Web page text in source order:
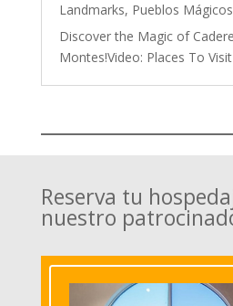
Landmarks, Pueblos Mágicos
Discover the Magic of
Montes!Video: Places To
Reserva tu
nuestro